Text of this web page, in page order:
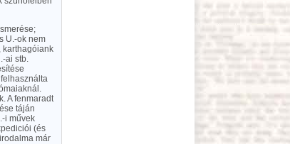
U.-ok nem
karthagóiank
ai stb.
A fenmaradt
táján
i művek
(és
már